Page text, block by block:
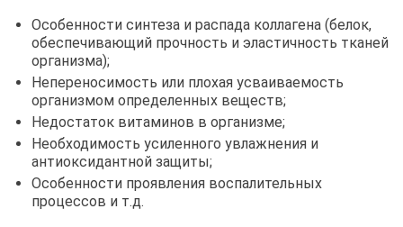
Особенности синтеза и распада коллагена (белок,
обеспечивающий прочность и эластичность тканей
организма);
Непереносимость или плохая усваиваемость
организмом определенных веществ;
Недостаток витаминов в организме;
Необходимость усиленного увлажнения и
антиоксидантной защиты;
Особенности проявления воспалительных
процессов и т.д.